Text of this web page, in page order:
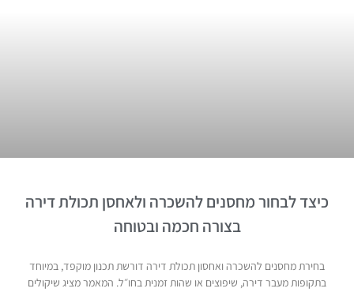
כיצד לבחור מחסנים להשכרה ולאחסן תכולת דירה
בצורה חכמה ובטוחה
בחירת מחסנים להשכרה ואחסון תכולת דירה דורשת תכנון מוקפד, במיוחד
בתקופות מעבר דירה, שיפוצים או שהות זמנית בחו״ל. המאמר מציג שיקולים